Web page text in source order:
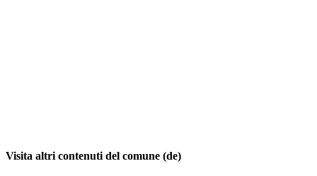
Visita altri contenuti del comune (de)